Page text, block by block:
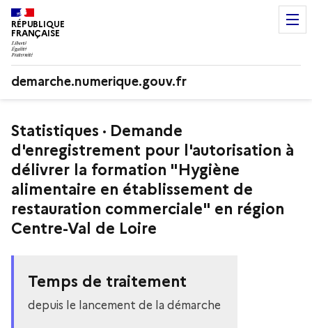
RÉPUBLIQUE
FRANÇAISE
demarche.numerique.gouv.fr
Statistiques · Demande
d'enregistrement pour l'autorisation à
délivrer la formation "Hygiène
alimentaire en établissement de
restauration commerciale" en région
Centre-Val de Loire
Temps de traitement
depuis le lancement de la démarche